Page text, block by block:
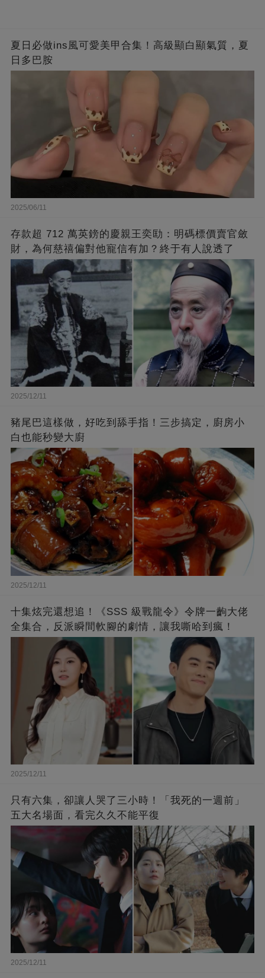
夏日必做ins風可愛美甲合集！高級顯白顯氣質，夏
日多巴胺
2025/06/11
存款超 712 萬英鎊的慶親王奕劻：明碼標價賣官斂
財，為何慈禧偏對他寵信有加？終于有人說透了
2025/12/11
豬尾巴這樣做，好吃到舔手指！三步搞定，廚房小
白也能秒變大廚
2025/12/11
十集炫完還想追！《SSS 級戰龍令》令牌一齣大佬
全集合，反派瞬間軟腳的劇情，讓我嘶哈到瘋！
2025/12/11
只有六集，卻讓人哭了三小時！「我死的一週前」
五大名場面，看完久久不能平復
2025/12/11